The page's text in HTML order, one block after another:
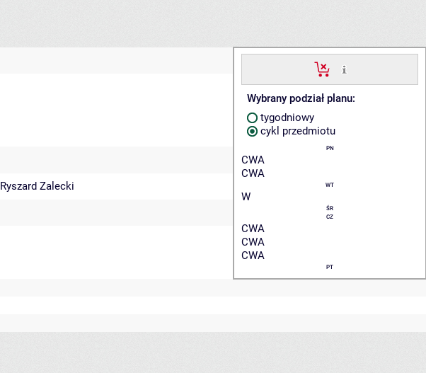
Wybrany podział planu:
tygodniowy
cykl przedmiotu
PN
CWA
CWA
WT
W
ŚR
CZ
CWA
CWA
CWA
PT
Ryszard Zalecki